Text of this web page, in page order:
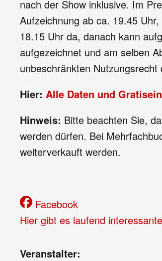
nach der Show inklusive. Im
Aufzeichnung ab ca. 19.45
18.15 Uhr da, danach kann
aufgezeichnet und am selben
unbeschränkten
Hier: Alle Daten und
Hinweis: Bitte beachten Sie,
werden dürfen. Bei
weiterverkauft werden.
Facebook
Hier gibt es laufend
Veranstalter: